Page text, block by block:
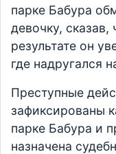
парке Бабура
девочку, сказав,
результате он
где надругался
Преступные
зафиксированы
парке Бабура и
назначена